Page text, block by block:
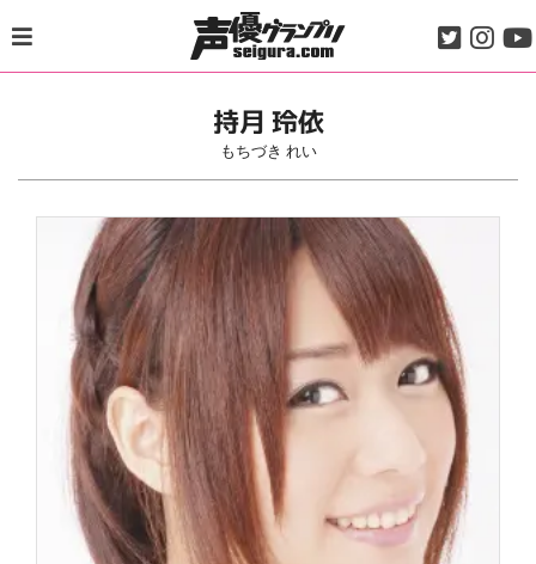
to
content
持月 玲依
もちづき れい